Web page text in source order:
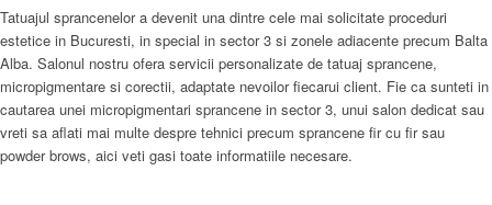
Tatuajul sprancenelor a devenit una dintre cele mai solicitate proceduri
estetice in Bucuresti, in special in sector 3 si zonele adiacente precum Balta
Alba. Salonul nostru ofera servicii personalizate de tatuaj sprancene,
micropigmentare si corectii, adaptate nevoilor fiecarui client. Fie ca sunteti in
cautarea unei micropigmentari sprancene in sector 3, unui salon dedicat sau
vreti sa aflati mai multe despre tehnici precum sprancene fir cu fir sau
powder brows, aici veti gasi toate informatiile necesare.